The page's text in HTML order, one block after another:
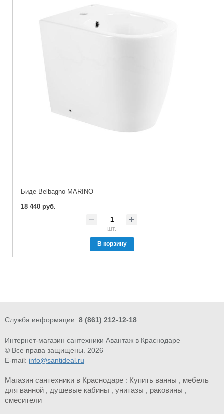
Биде Belbagno MARINO
18 440 руб.
шт.
В корзину
Служба информации: 8 (861) 212-12-18
Интернет-магазин сантехники Авантаж в Краснодаре
© Все права защищены. 2026
E-mail: info@santideal.ru
Магазин сантехники в Краснодаре : Купить ванны , мебель
для ванной , душевые кабины , унитазы , раковины ,
смесители